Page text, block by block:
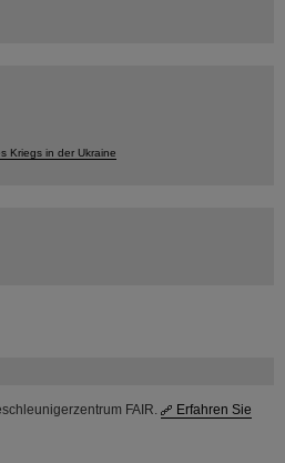
FAIR.
Erfahren Sie
Kriegs in der Ukraine